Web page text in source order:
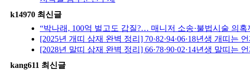
k14970 최신글
“박나래, 100억 벌고도 갑질?… 매니저 소송·불법시술 의
[2025년 개띠 삼재 완벽 정리] 70·82·94·06·18년생 개띠
[2028년 말띠 삼재 완벽 정리] 66·78·90·02·14년생 말띠
kang611 최신글